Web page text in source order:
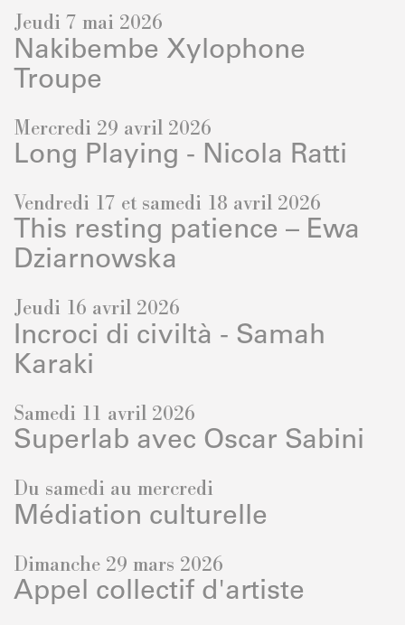
Jeudi 7 mai 2026
Nakibembe Xylophone
Troupe
Mercredi 29 avril 2026
Long Playing - Nicola Ratti
Vendredi 17 et samedi 18 avril 2026
This resting patience – Ewa
Dziarnowska
Jeudi 16 avril 2026
Incroci di civiltà - Samah
Karaki
Samedi 11 avril 2026
Superlab avec Oscar Sabini
Du samedi au mercredi
Médiation culturelle
Dimanche 29 mars 2026
Appel collectif d'artiste